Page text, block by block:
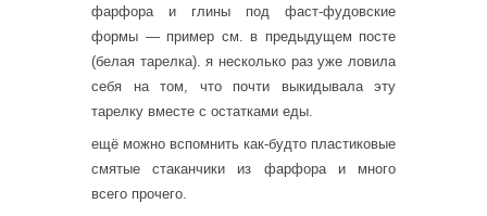
фарфора и глины под фаст-фудовские
формы — пример см. в предыдущем посте
(белая тарелка). я несколько раз уже ловила
себя на том, что почти выкидывала эту
тарелку вместе с остатками еды.
ещё можно вспомнить как-будто пластиковые
смятые стаканчики из фарфора и много
всего прочего.